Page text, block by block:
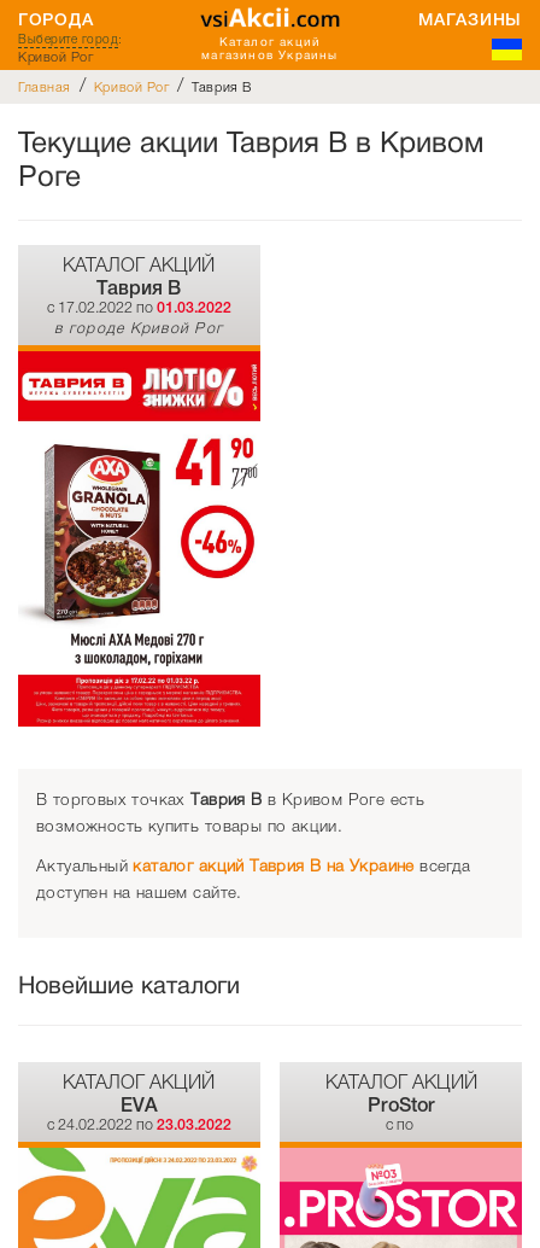
Каталог акций
магазинов Украины
ГОРОДА МАГАЗИНЫ
Выберите город:
Кривой Рог
Главная / Кривой Рог / Таврия В
Текущие акции Таврия В в Кривом
Роге
КАТАЛОГ АКЦИЙ
Таврия В
c 17.02.2022 по 01.03.2022
в городе Кривой Рог
В торговых точкахТаврия В в Кривом Роге есть
возможность купить товары по акции.
Актуальныйкаталог акций Таврия В на Украиневсегда
доступен на нашем сайте.
Новейшие каталоги
КАТАЛОГ АКЦИЙ
EVA
c 24.02.2022 по 23.03.2022
КАТАЛОГ АКЦИЙ
ProStor
c по